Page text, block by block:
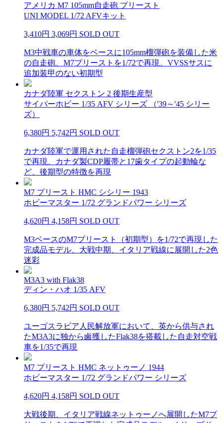
アメリカ M7 105mm自走砲 プリースト
UNI MODEL 1/72 AFVキット
3,410円 3,069円 SOLD OUT
M3中戦車の車体をベースに105mm榴弾砲を装備した米
の自走砲、M7プリーストを1/72で再現、VVSSサスに
追加装甲のない初期型
カナダ陸軍 セクストン 2 後期生産型
サイバーホビー 1/35 AFV シリーズ （'39～'45 シリー
ズ）
6,380円 5,742円 SOLD OUT
カナダ陸軍で運用された自走榴弾砲セクストン2を1/35
で再現、カナダ製CDP履帯と17歯タイプの起動輪な
ど、後期型の特徴を再現
M7 プリースト HMC シシリー 1943
ホビーマスター 1/72 グランドパワー シリーズ
4,620円 4,158円 SOLD OUT
M3ベースのM7プリースト（初期型）を1/72で再現した
完成品モデル、大戦中期、イタリア戦線に展開した2色
迷彩
M3A3 with Flak38
ディン・ハオ 1/35 AFV
6,380円 5,742円 SOLD OUT
ユーゴスラビア人民解放軍において、英から供与され
たM3A3に独から鹵獲したFlak38を搭載した自走対空戦
車を1/35で再現
M7 プリースト HMC ネットゥーノ 1944
ホビーマスター 1/72 グランドパワー シリーズ
4,620円 4,158円 SOLD OUT
大戦後期、イタリア戦線ネットゥーノへ展開したM7プ